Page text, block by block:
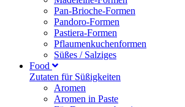
Pan-Brioche-Formen
Pandoro-Formen
Pastiera-Formen
Pflaumenkuchenformen
Süßes / Salziges
Food
Zutaten für Süßigkeiten
Aromen
Aromen in Paste